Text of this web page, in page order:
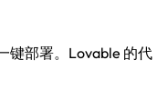
键部署。Lovable 的代